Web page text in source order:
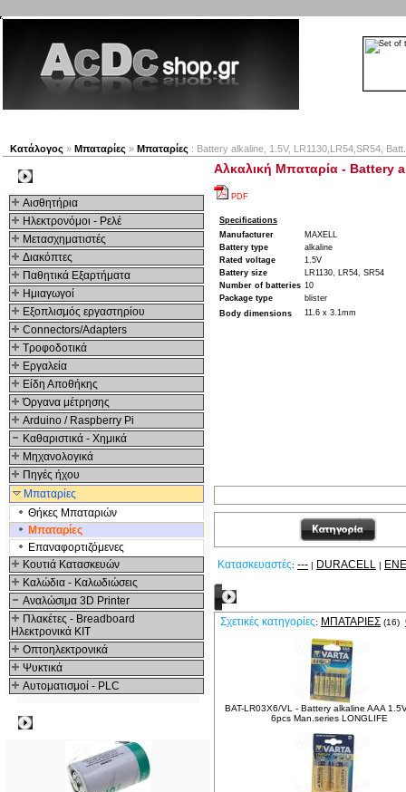
Κατάλογος » Μπαταρίες » Μπαταρίες : Battery alkaline, 1.5V, LR1130,LR54,SR54,
Αισθητήρια
Ηλεκτρονόμοι - Ρελέ
Μετασχηματιστές
Διακόπτες
Παθητικά Εξαρτήματα
Hμιαγωγοί
Εξοπλισμός εργαστηρίου
Connectors/Adapters
Τροφοδοτικά
Εργαλεία
Είδη Αποθήκης
Όργανα μέτρησης
Arduino / Raspberry Pi
Καθαριστικά - Χημικά
Μηχανολογικά
Πηγές ήχου
Μπαταρίες
Θήκες Μπαταριών
Μπαταρίες
Επαναφορτιζόμενες
Κουτιά Κατασκευών
Καλώδια - Καλωδιώσεις
Αναλώσιμα 3D Printer
Πλακέτες - Breadboard
Ηλεκτρονικά ΚΙΤ
Οπτοηλεκτρονικά
Ψυκτικά
Αυτοματισμοί - PLC
Αλκαλική Μπαταρία - Battery
PDF
Specifications
Manufacturer
MAXELL
Battery type
alkaline
Rated voltage
1.5V
Battery size
LR1130, LR54, SR54
Number of batteries 10
Package type
blister
Body dimensions
11.6 x 3.1mm
Κατασκευαστές: --- | DURACELL |
Σχετικές κατηγορίες: ΜΠΑΤΑΡΊΕΣ (16)
BAT-LR03X6/VL - Battery alkaline AAA
6pcs Man.series LONGLIFE